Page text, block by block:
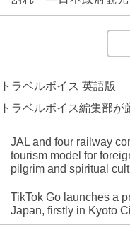
トラベルボイス 英語版
トラベルボイス編集部が
JAL and four railway
tourism model for
pilgrim and spiritual
TikTok Go launches a
Japan, firstly in Kyoto